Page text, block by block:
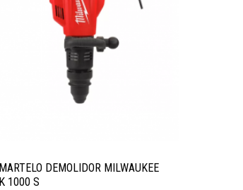
MARTELO DEMOLIDOR MILWAUKEE
K 1000 S